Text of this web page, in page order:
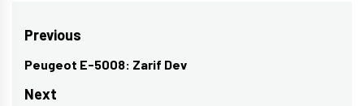
Yazı
gezinmesi
Previous
Previous
post:
Peugeot E-5008: Zarif Dev
Next